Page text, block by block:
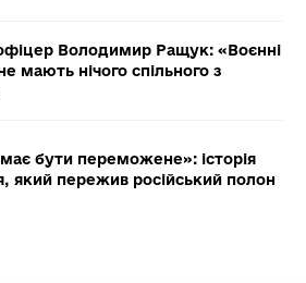
Володимир Ращук: «Воєнні
мають нічого спільного з
бути переможене»: історія
який пережив російський полон